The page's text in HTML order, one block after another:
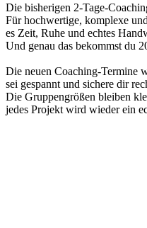
Die bisherigen 2-Tage-
Für hochwertige, komplexe
es Zeit, Ruhe und echtes
Und genau das bekommst du
Die neuen Coaching-Termine
sei gespannt und sichere dir
Die Gruppengrößen bleiben
jedes Projekt wird wieder ein